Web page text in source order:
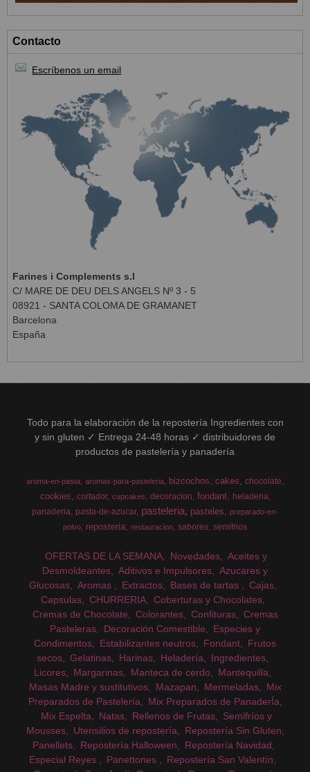
Contacto
Escríbenos un email
Farines i Complements s.l
C/ MARE DE DEU DELS ANGELS Nº 3 - 5
08921 - SANTA COLOMA DE GRAMANET
Barcelona
España
Todo para la elaboración de la repostería Ingredientes con
y sin gluten ✓ Entrega 24-48 horas ✓ distribuidores de
productos de pastelería y panadería
aroma-en-pasta aromas-para-pasteleria bizcochos cakes chocolate
cookies cortador cupcakes decoracion fondant
heladeria
panaderia pasta-de-azucar pasteleria pasteles
preparado-en-
polvo
reposteria restauracion sabores semifrios
OFERTAS DE LA SEMANA Novedades
Aceites y
Desmoldeantes
Aditivos e Impulsores
Azucares y
Glucosas
Aromas Extractos Bases de tartas
Cajas
Capsulas
CHURRERIA
Coberturas y Chocolates
Cremas de Chocolate
Colorantes Confituras
Cremas
Pasteleras
Decoración Comestible
Especies y
Condimentos
Estabilizantes neutros Fondant
Frutos
secos
Gelatinas Harinas Heladería
Ingredientes
Licores
Margarinas Manteca de cerdo
Mantequilla
Masas Madre y sustitutivos
Mazapan Mermeladas
Mix
Preparados de Pastelería
Mix Preparados de PanaderÍa
Mix Espelta
Natas Rellenos de Frutas
Semifríos y
Mousses
Utensilios de repostería
Repostería Sin Gluten
Panellets
Repostería Halloween
Repostería Navidad
Especial Reyes
Panettones
Repostería San Valentín